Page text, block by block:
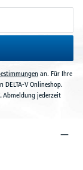
an. Für Ihre
V Onlineshop.
Abmeldung jederzeit